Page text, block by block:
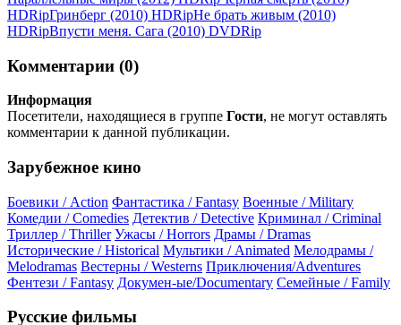
НDRірГринберг (2010) НDRірНе брать живым (2010)
НDRірВпусти меня. Сага (2010) DVDRір
Комментарии (0)
Информация
Посетители, находящиеся в группе Гости, не могут оставлять
комментарии к данной публикации.
Зарубежное кино
Боевики / Action Фантастика / Fantasy Военные / Military
Комедии / Comedies Детектив / Detective Криминал / Criminal
Триллер / Thriller Ужасы / Horrors Драмы / Dramas
Исторические / Historical Мультики / Animated Мелодрамы /
Melodramas Вестерны / Westerns Приключения/Adventures
Фентези / Fantasy Докумен-ые/Documentary Семейные / Family
Русские фильмы